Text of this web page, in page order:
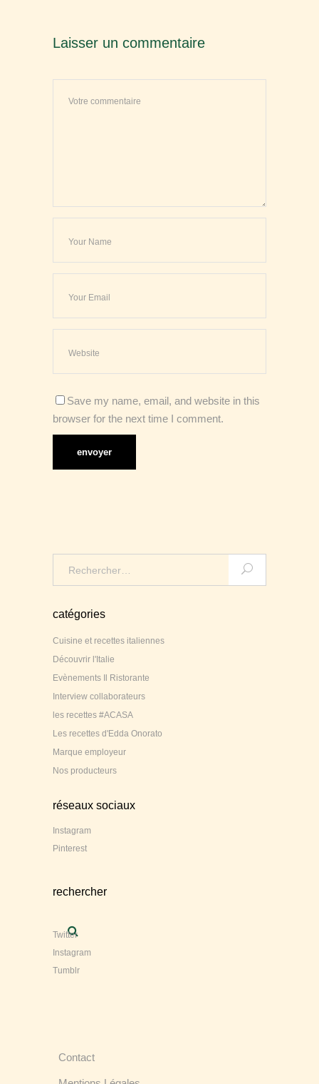
Laisser un commentaire
Save my name, email, and website in this
browser for the next time I comment.
catégories
Cuisine et recettes italiennes
Découvrir l'Italie
Evènements Il Ristorante
Interview collaborateurs
les recettes #ACASA
Les recettes d'Edda Onorato
Marque employeur
Nos producteurs
réseaux sociaux
Instagram
Pinterest
rechercher
Twitter
Instagram
Tumblr
Contact